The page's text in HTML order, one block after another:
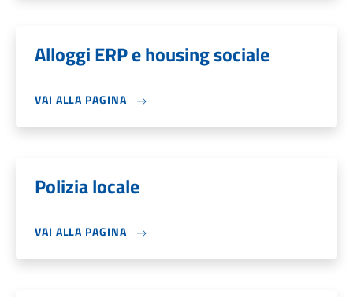
Alloggi ERP e housing sociale
VAI ALLA PAGINA
Polizia locale
VAI ALLA PAGINA